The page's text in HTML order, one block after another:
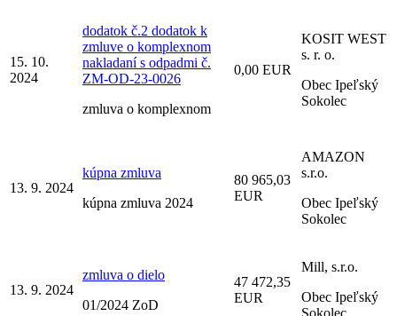
15. 10.
2024
dodatok č.2 dodatok k
zmluve o komplexnom
nakladaní s odpadmi č.
ZM-OD-23-0026
zmluva o komplexnom
0,00 EUR
KOSIT WEST
s. r. o.
Obec Ipeľský
Sokolec
13. 9. 2024
kúpna zmluva
kúpna zmluva 2024
80 965,03
EUR
AMAZON
s.r.o.
Obec Ipeľský
Sokolec
13. 9. 2024
zmluva o dielo
01/2024 ZoD
47 472,35
EUR
Mill, s.r.o.
Obec Ipeľský
Sokolec